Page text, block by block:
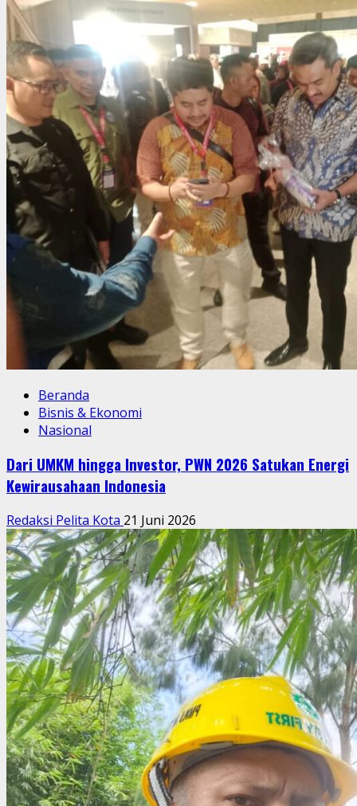
Beranda
Bisnis & Ekonomi
Nasional
Dari UMKM hingga Investor, PWN 2026 Satukan Energi
Kewirausahaan Indonesia
Redaksi Pelita Kota 21 Juni 2026